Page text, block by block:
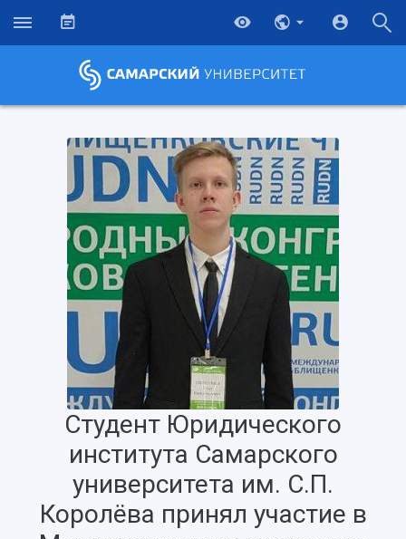
НАЗАД
Об университете
Новости
Образование
Научно-исследовательская деятельность
Студент Юридического
института Самарского
университета им. С.П.
Королёва принял участие в